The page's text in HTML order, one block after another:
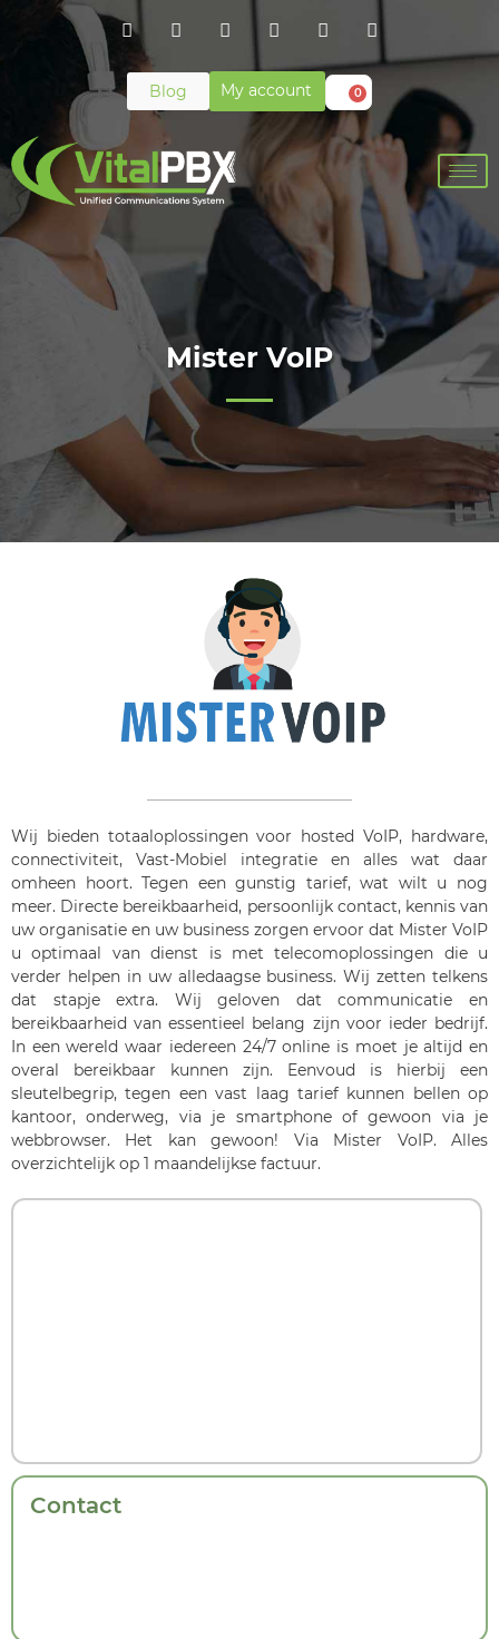
Blog My account 0
Mister VoIP
Wij bieden totaaloplossingen voor hosted VoIP, hardware,
connectiviteit, Vast-Mobiel integratie en alles wat daar
omheen hoort. Tegen een gunstig tarief, wat wilt u nog
meer. Directe bereikbaarheid, persoonlijk contact, kennis van
uw organisatie en uw business zorgen ervoor dat Mister VoIP
u optimaal van dienst is met telecomoplossingen die u
verder helpen in uw alledaagse business. Wij zetten telkens
dat stapje extra. Wij geloven dat communicatie en
bereikbaarheid van essentieel belang zijn voor ieder bedrijf.
In een wereld waar iedereen 24/7 online is moet je altijd en
overal bereikbaar kunnen zijn. Eenvoud is hierbij een
sleutelbegrip, tegen een vast laag tarief kunnen bellen op
kantoor, onderweg, via je smartphone of gewoon via je
webbrowser. Het kan gewoon! Via Mister VoIP. Alles
overzichtelijk op 1 maandelijkse factuur.
Contact